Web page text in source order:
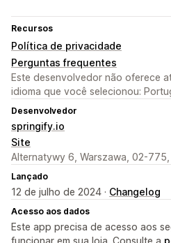
Recursos
Política de privacidade
Perguntas frequentes
Este desenvolvedor não oferece
idioma que você selecionou:
Desenvolvedor
springify.io
Site
Alternatywy 6, Warszawa, 02-775,
Lançado
12 de julho de 2024 · Changelog
Acesso aos dados
Este app precisa de acesso aos